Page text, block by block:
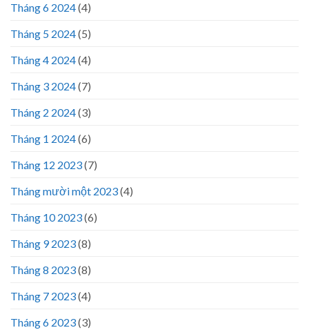
Tháng 6 2024(4)
Tháng 5 2024(5)
Tháng 4 2024(4)
Tháng 3 2024(7)
Tháng 2 2024(3)
Tháng 1 2024(6)
Tháng 12 2023(7)
Tháng mười một 2023(4)
Tháng 10 2023(6)
Tháng 9 2023(8)
Tháng 8 2023(8)
Tháng 7 2023(4)
Tháng 6 2023(3)